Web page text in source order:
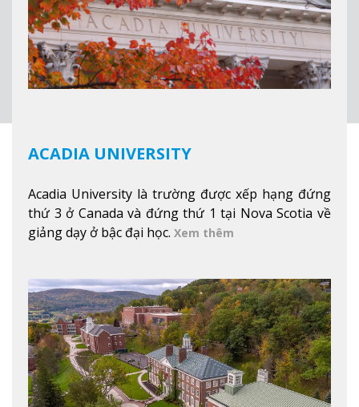
ACADIA UNIVERSITY
Acadia University là trường được xếp hạng đứng
thứ 3 ở Canada và đứng thứ 1 tại Nova Scotia về
giảng dạy ở bậc đại học. Xem thêm